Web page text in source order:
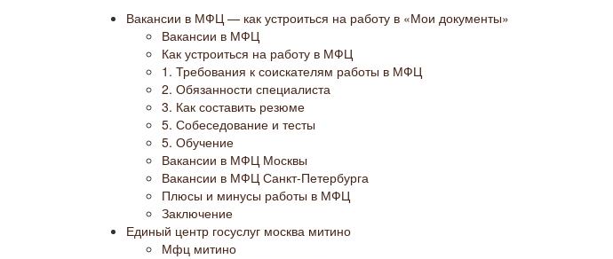
Вакансии в МФЦ — как устроиться на работу в «Мои документы»
Вакансии в МФЦ
Как устроиться на работу в МФЦ
1. Требования к соискателям работы в МФЦ
2. Обязанности специалиста
3. Как составить резюме
5. Собеседование и тесты
5. Обучение
Вакансии в МФЦ Москвы
Вакансии в МФЦ Санкт-Петербурга
Плюсы и минусы работы в МФЦ
Заключение
Единый центр госуслуг москва митино
Мфц митино